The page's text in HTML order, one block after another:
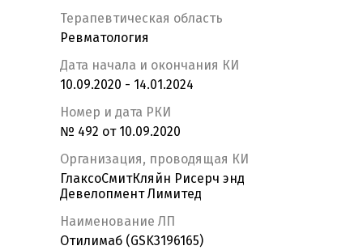
Терапевтическая область
Ревматология
Дата начала и окончания КИ
10.09.2020 - 14.01.2024
Номер и дата РКИ
№ 492 от 10.09.2020
Организация, проводящая КИ
ГлаксоСмитКляйн Рисерч энд
Девелопмент Лимитед
Наименование ЛП
Отилимаб (GSK3196165)